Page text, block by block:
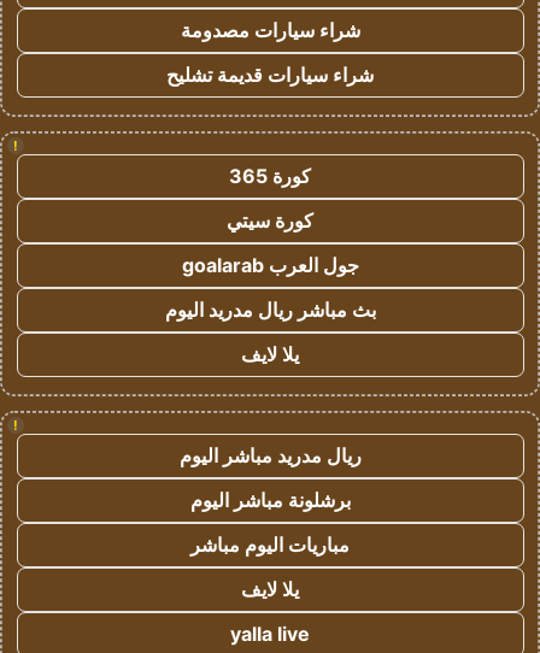
شراء سيارات مصدومة
شراء سيارات قديمة تشليح
!
كورة 365
كورة سيتي
جول العرب goalarab
بث مباشر ريال مدريد اليوم
يلا لايف
!
ريال مدريد مباشر اليوم
برشلونة مباشر اليوم
مباريات اليوم مباشر
يلا لايف
yalla live